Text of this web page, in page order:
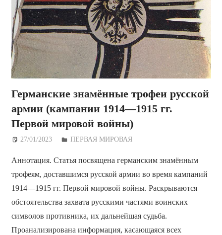
Германские знамённые трофеи русской
армии (кампании 1914—1915 гг.
Первой мировой войны)
27/01/2023 Дежурный по Редакции
ПЕРВАЯ МИРОВАЯ
Аннотация. Статья посвящена германским знамённым
трофеям, доставшимся русской армии во время кампаний
1914—1915 гг. Первой мировой войны. Раскрываются
обстоятельства захвата русскими частями воинских
символов противника, их дальнейшая судьба.
Проанализирована информация, касающаяся всех